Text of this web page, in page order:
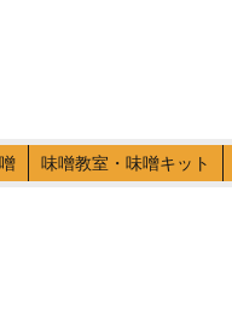
味噌教室・味噌キット